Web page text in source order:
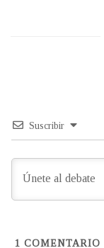
Suscribir
1 COMENTARIO